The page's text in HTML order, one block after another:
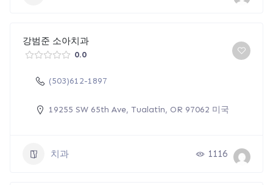
강범준 소아치과
0.0
(503)612-1897
19255 SW 65th Ave, Tualatin, OR 97062 미국
치과 1116